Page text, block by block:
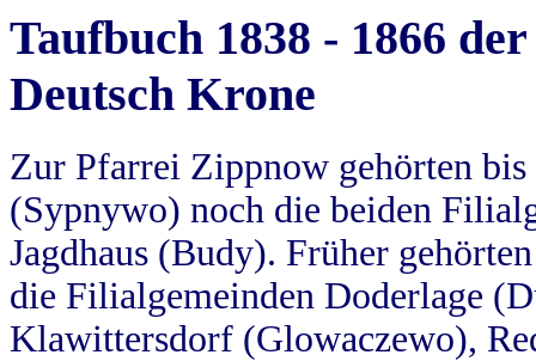
Taufbuch 1838 - 1866
Deutsch Krone
Zur Pfarrei Zippnow gehörten
(Sypnywo) noch die beiden
Jagdhaus (Budy). Früher
die Filialgemeinden Doderlage
Klawittersdorf (Glowaczewo),